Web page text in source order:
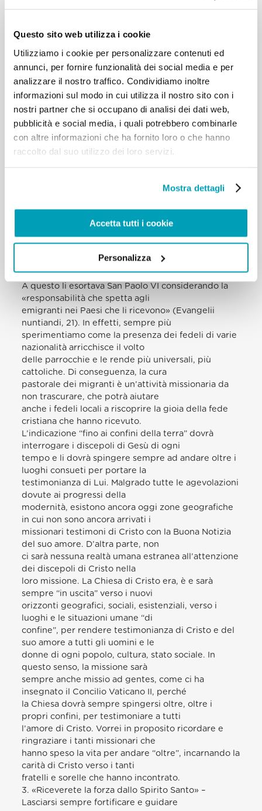
Questo sito web utilizza i cookie
Utilizziamo i cookie per personalizzare contenuti ed
annunci, per fornire funzionalità dei social media e per
analizzare il nostro traffico. Condividiamo inoltre
informazioni sul modo in cui utilizza il nostro sito con i
nostri partner che si occupano di analisi dei dati web,
pubblicità e social media, i quali potrebbero combinarle
con altre informazioni che ha fornito loro o che hanno
raccolto dal suo utilizzo dei loro servizi.
Mostra dettagli
Accetta tutti i cookie
Personalizza
cristiano non fa proselitismo. Gli
Atti degli Apostoli ci raccontano questo movimento
missionario: esso ci dà una
bellissima immagine della Chiesa “in uscita” per
Provvidenza divina mediante le concrete
circostanze della vita. I primi cristiani, in effetti,
furono perseguitati a Gerusalemme
e perciò si dispersero in Giudea e Samaria e
Qualcosa di simile ancora accade nel nostro tempo.
e situazioni di guerra e violenza, molti cristiani sono
costretti a fuggire dalla loro
terra verso altri Paesi. Siamo grati a questi fratelli e
nella sofferenza ma testimoniano Cristo e l’amore
di Dio nei Paesi che li accolgono.
A questo li esortava San Paolo VI considerando la
«responsabilità che spetta agli
emigranti nei Paesi che li ricevono» (Evangelii
nuntiandi, 21). In effetti, sempre più
sperimentiamo come la presenza dei fedeli di varie
nazionalità arricchisce il volto
delle parrocchie e le rende più universali, più
cattoliche. Di conseguenza, la cura
pastorale dei migranti è un’attività missionaria da
non trascurare, che potrà aiutare
anche i fedeli locali a riscoprire la gioia della fede
cristiana che hanno ricevuto.
L’indicazione “fino ai confini della terra” dovrà
interrogare i discepoli di Gesù di ogni
tempo e li dovrà spingere sempre ad andare oltre i
luoghi consueti per portare la
testimonianza di Lui. Malgrado tutte le agevolazioni
dovute ai progressi della
modernità, esistono ancora oggi zone geografiche
in cui non sono ancora arrivati i
missionari testimoni di Cristo con la Buona Notizia
del suo amore. D’altra parte, non
ci sarà nessuna realtà umana estranea all’attenzione
dei discepoli di Cristo nella
loro missione. La Chiesa di Cristo era, è e sarà
sempre “in uscita” verso i nuovi
orizzonti geografici, sociali, esistenziali, verso i
luoghi e le situazioni umane “di
confine”, per rendere testimonianza di Cristo e del
suo amore a tutti gli uomini e le
donne di ogni popolo, cultura, stato sociale. In
questo senso, la missione sarà
sempre anche missio ad gentes, come ci ha
insegnato il Concilio Vaticano II, perché
la Chiesa dovrà sempre spingersi oltre, oltre i
propri confini, per testimoniare a tutti
l’amore di Cristo. Vorrei in proposito ricordare e
ringraziare i tanti missionari che
hanno speso la vita per andare “oltre”, incarnando la
carità di Cristo verso i tanti
fratelli e sorelle che hanno incontrato.
3. «Riceverete la forza dallo Spirito Santo» –
Lasciarsi sempre fortificare e guidare